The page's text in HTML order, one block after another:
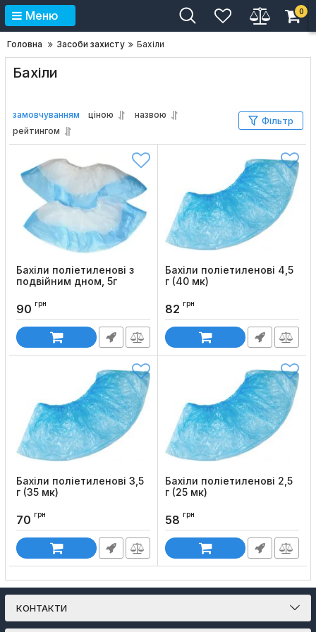
Меню 0
Головна Засоби захисту Бахіли
Бахіли
замовчуванням ціною
назвою
рейтингом
Фільтр
Бахіли поліетиленові з
подвійним дном, 5г
90 грн
Бахіли поліетиленові 4,5
г (40 мк)
82 грн
Бахіли поліетиленові 3,5
г (35 мк)
70 грн
Бахіли поліетиленові 2,5
г (25 мк)
58 грн
КОНТАКТИ